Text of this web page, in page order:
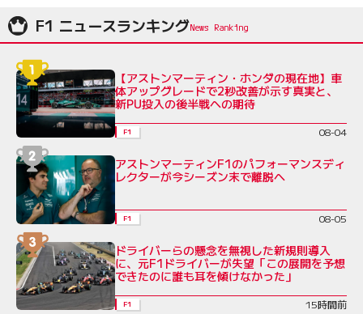
F1 ニュースランキング
【アストンマーティン・ホンダの現在地】車
体アップグレードで2秒改善が示す真実と、
新PU投入の後半戦への期待
F1 08-04
アストンマーティンF1のパフォーマンスディ
レクターが今シーズン末で離脱へ
F1 08-05
ドライバーらの懸念を無視した新規則導入
に、元F1ドライバーが失望「この展開を予想
できたのに誰も耳を傾けなかった」
F1 15時間前